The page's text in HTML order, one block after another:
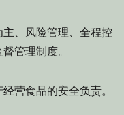
、风险管理、全程控
管理制度。
营食品的安全负责。